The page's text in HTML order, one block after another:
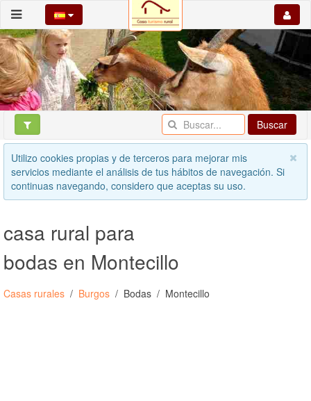
Buscar
Utilizo cookies propias y de terceros para mejorar mis
servicios mediante el análisis de tus hábitos de navegación. Si
continuas navegando, considero que aceptas su uso.
casa rural para
bodas en Montecillo
Casas rurales Burgos Bodas Montecillo